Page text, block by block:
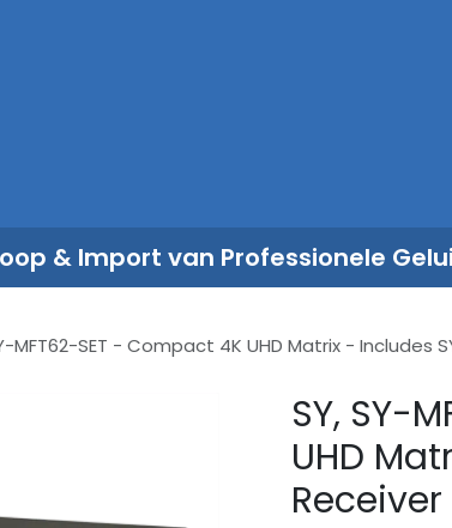
& Import van Professionele
MFT62-SET - Compact 4K UHD Matrix - Includes
SY, SY-
UHD
Receiver